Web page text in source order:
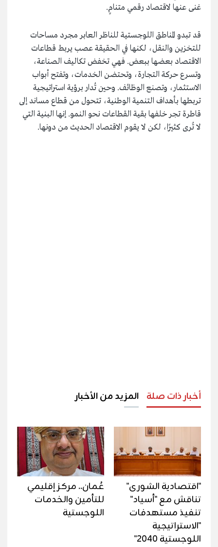
غنى عنها لاقتصاد رقمي متنامٍ.
قد تبدو المناطق اللوجستية للناظر العابر مجرد مساحات
للتخزين والنقل، لكنها في الحقيقة عصب يربط قطاعات
الاقتصاد بعضها ببعض. فهي تخفض تكاليف الصناعة،
وتسرع حركة التجارة، وتحتضن الخدمات، وتفتح أبواب
الاستثمار، وتصنع الوظائف. وحين تُدار برؤية استراتيجية
تربطها بأهداف التنمية الوطنية، تتحول من قطاع مساند إلى
قاطرة تجر خلفها بقية القطاعات نحو النمو. إنها البنية التي
لا تُرى كثيرًا، لكن لا يقوم الاقتصاد الحديث من دونها.
أخبار ذات صلة المزيد من الأخبار
"اقتصادية الشورى"
تناقش مع "أسياد"
تنفيذ مستهدفات
"الاستراتيجية
اللوجستية 2040"
عُمان.. مركز إقليمي
للتأمين والخدمات
اللوجستية